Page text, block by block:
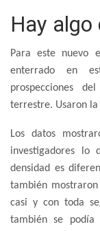
Hay algo
Para este nuevo
enterrado en
prospecciones
terrestre. Usaron
Los datos
investigadores lo
densidad es
también
casi y con toda
también se